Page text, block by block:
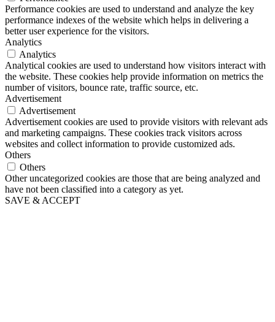
Performance cookies are used to understand and analyze the key
performance indexes of the website which helps in delivering a
better user experience for the visitors.
Analytics
Analytics
Analytical cookies are used to understand how visitors interact with
the website. These cookies help provide information on metrics the
number of visitors, bounce rate, traffic source, etc.
Advertisement
Advertisement
Advertisement cookies are used to provide visitors with relevant ads
and marketing campaigns. These cookies track visitors across
websites and collect information to provide customized ads.
Others
Others
Other uncategorized cookies are those that are being analyzed and
have not been classified into a category as yet.
SAVE & ACCEPT